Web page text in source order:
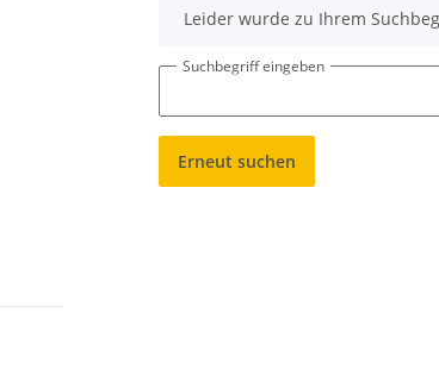
xLeider wurde zu Ihrem
Suchbegriff eingeben
Erneut suchen